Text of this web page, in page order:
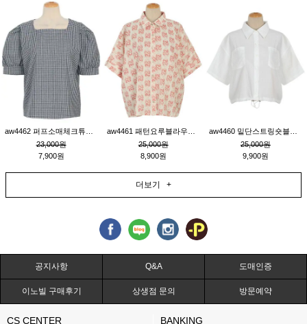
23,000원
7,900원
25,000원
8,900원
25,000원
9,900원
더보기 +
공지사항 Q&A 도매인증
이노빌 구매후기 상생점 문의 방문예약
CS CENTER BANKING